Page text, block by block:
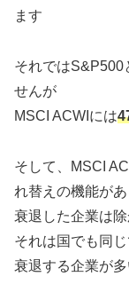
ます
それではS&P500
せんが
MSCI ACWIには
そして、MSCI
れ替えの機能が
衰退した企業は
それは国でも同
衰退する企業が